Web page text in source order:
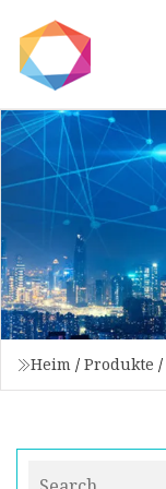
Heim / Produkte /